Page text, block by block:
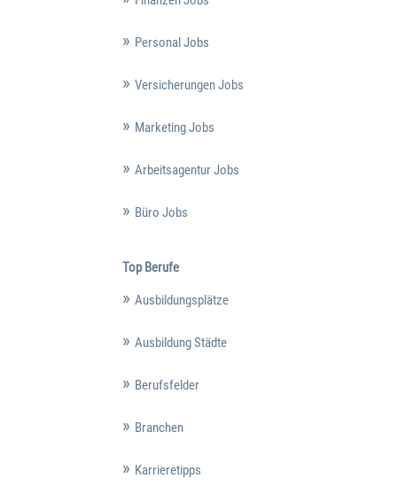
Personal Jobs
Versicherungen Jobs
Marketing Jobs
Arbeitsagentur Jobs
Büro Jobs
Top Berufe
Ausbildungsplätze
Ausbildung Städte
Berufsfelder
Branchen
Karrieretipps